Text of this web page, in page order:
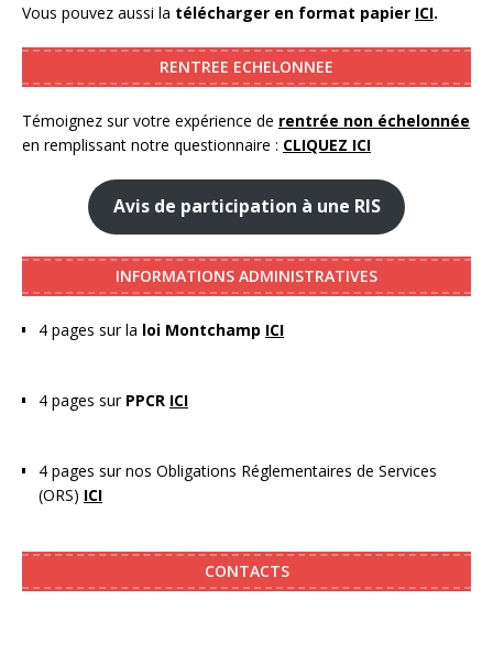
Vous pouvez aussi la télécharger en format papier ICI.
RENTREE ECHELONNEE
Témoignez sur votre expérience de rentrée non échelonnée
en remplissant notre questionnaire : CLIQUEZ ICI
Avis de participation à une RIS
INFORMATIONS ADMINISTRATIVES
4 pages sur la loi Montchamp ICI
4 pages sur PPCR ICI
4 pages sur nos Obligations Réglementaires de Services
(ORS) ICI
CONTACTS